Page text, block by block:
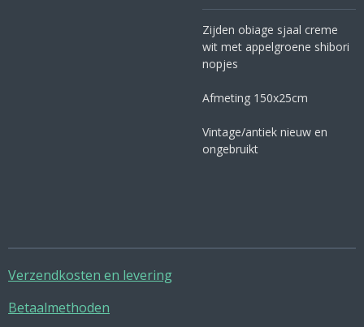
Zijden obiage sjaal creme
wit met appelgroene shibori
nopjes
Afmeting 150x25cm
Vintage/antiek nieuw en
ongebruikt
Verzendkosten en levering
Betaalmethoden